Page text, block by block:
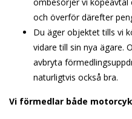
och överför därefter
Du äger objektet tills vi
vidare till sin nya ägare.
avbryta
naturligtvis också bra.
Vi förmedlar både